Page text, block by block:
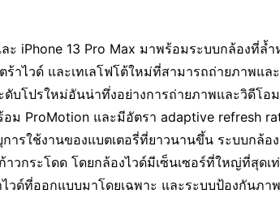
13 Pro Max มาพร้อมระบบกล้องที่ล้ำ
ร้าไวด์ และเทเลโฟโต้ใหม่ที่สามารถถ่ายภาพแ
ดับโปรใหม่อันน่าทึ่งอย่างการถ่ายภาพและวิดีโ
อม ProMotion และมีอัตรา adaptive refresh
ารใช้งานของแบตเตอรี่ที่ยาวนานขึ้น ระบบกล้อ
วกระโดด โดยกล้องไวด์มีเซ็นเซอร์ที่ใหญ่ที่สุดเ
วด์ที่ออกแบบมาโดยเฉพาะ และระบบป้องกันภ